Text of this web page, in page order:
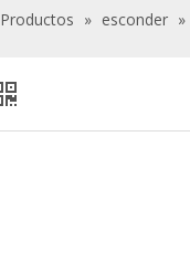
Productos » esconder »